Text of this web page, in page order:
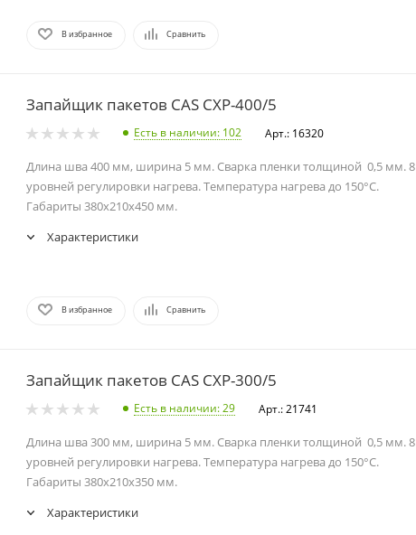
В избранное Сравнить
Запайщик пакетов CAS CXP-400/5
Есть в наличии: 102 Арт.: 16320
Длина шва 400 мм, ширина 5 мм. Сварка пленки толщиной 0,5 мм. 8
уровней регулировки нагрева. Температура нагрева до 150°C.
Габариты 380x210x450 мм.
Характеристики
В избранное Сравнить
Запайщик пакетов CAS CXP-300/5
Есть в наличии: 29 Арт.: 21741
Длина шва 300 мм, ширина 5 мм. Сварка пленки толщиной 0,5 мм. 8
уровней регулировки нагрева. Температура нагрева до 150°C.
Габариты 380x210x350 мм.
Характеристики